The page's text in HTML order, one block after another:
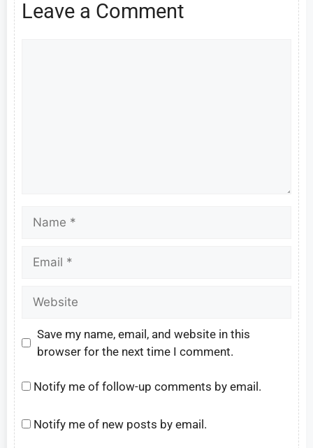
Leave a Comment
Save my name, email, and website in this
browser for the next time I comment.
Notify me of follow-up comments by email.
Notify me of new posts by email.